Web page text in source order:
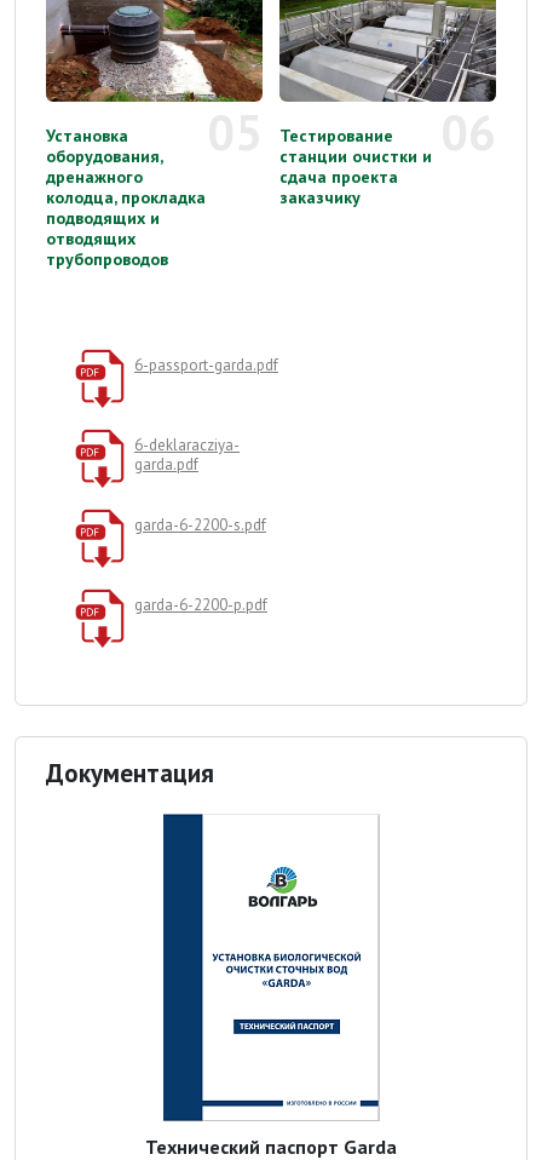
Установка
оборудования,
дренажного
колодца, прокладка
подводящих и
отводящих
трубопроводов
Тестирование
станции очистки и
сдача проекта
заказчику
6-passport-garda.pdf
6-deklaracziya-
garda.pdf
garda-6-2200-s.pdf
garda-6-2200-p.pdf
Документация
Технический паспорт Garda